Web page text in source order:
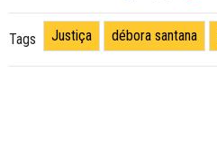
Tags Justiça débora santana